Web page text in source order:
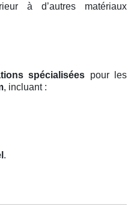
à d’autres matériaux
spécialisées pour les
, incluant :
.